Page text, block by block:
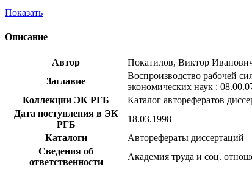
Показать
Описание
Автор
Покатилов, Виктор
Заглавие
Воспроизводство рабочей
экономических наук :
Коллекции ЭК РГБ
Каталог авторефератов
Дата поступления в ЭК
РГБ
18.03.1998
Каталоги
Авторефераты диссертаций
Сведения об
ответственности
Академия труда и соц.